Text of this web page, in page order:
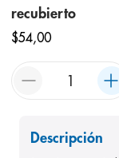
recubierto
$54,00
Descripción
2. pañales
3.
4. cerave
bioderma